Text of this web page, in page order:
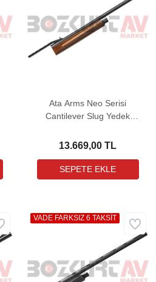
Ata Arms Neo Serisi
Cantilever Slug Yedek
13.669,00 TL
VADE FARKSIZ 6 TAKSİT